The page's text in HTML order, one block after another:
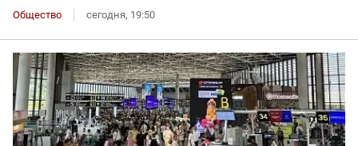
Общество сегодня, 19:50